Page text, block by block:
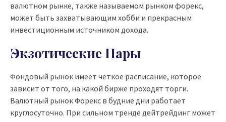
валютном рынке, также называемом рынком форекс,
может быть захватывающим хобби и прекрасным
инвестиционным источником дохода.
Экзотические Пары
Фондовый рынок имеет четкое расписание, которое
зависит от того, на какой бирже проходят торги.
Валютный рынок Форекс в будние дни работает
круглосуточно. При сильном тренде дейтрейдинг может